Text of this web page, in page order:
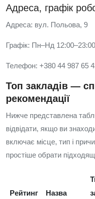
Адреса, графік
Адреса: вул. Польова, 9
Графік: Пн–Нд 12:00–23:00
Телефон: +380 44 987 65
Топ закладів —
рекомендації
Нижче представлена
відвідати, якщо ви
включає місце, тип і
простіше обрати
Рейтинг Назва